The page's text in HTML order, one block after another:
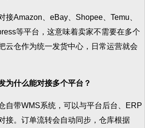
Amazon、eBay、Shopee、Temu、
等平台，这意味着卖家不需要在多个
云仓作为统一发货中心，日常运营就会
什么能对接多个平台？
带WMS系统，可以与平台后台、ERP
接。订单流转会自动同步，仓库根据